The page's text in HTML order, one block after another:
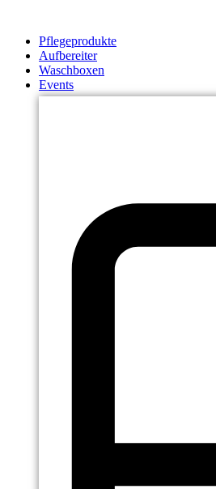
springenPflegeprodukte
Aufbereiter
Waschboxen
Events